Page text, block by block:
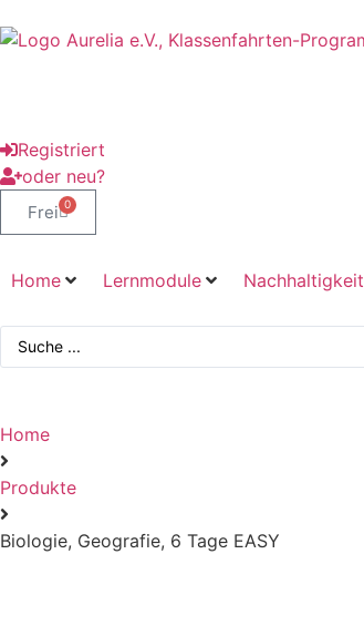
Registriert
oder neu?
Frei 0
Home Lernmodule Nachhaltigkeit
Home
Produkte
Biologie, Geografie, 6 Tage EASY